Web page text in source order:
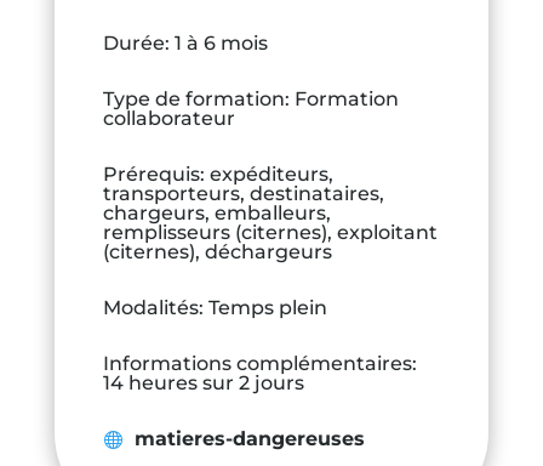
Durée: 1 à 6 mois
Type de formation: Formation
collaborateur
Prérequis: expéditeurs,
transporteurs, destinataires,
chargeurs, emballeurs,
remplisseurs (citernes), exploitant
(citernes), déchargeurs
Modalités: Temps plein
Informations complémentaires:
14 heures sur 2 jours
matieres-dangereuses